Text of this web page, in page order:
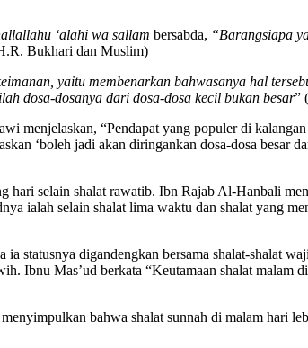
‘alahi wa sallam bersabda, “Barangsiapa
Bukhari dan Muslim)
yaitu membenarkan bahwasanya hal
dosa-dosanya dari dosa-dosa kecil bukan besar”
menjelaskan, “Pendapat yang populer di
‘boleh jadi akan diringankan dosa-dosa besar
hari selain shalat rawatib. Ibn Rajab Al-Hanbali
ialah selain shalat lima waktu dan shalat yang
statusnya digandengkan bersama shalat-shalat
Ibnu Mas’ud berkata “Keutamaan shalat malam
bahwa shalat sunnah di malam hari